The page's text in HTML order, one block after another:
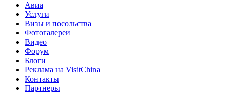
Авиа
Услуги
Визы и посольства
Фотогалереи
Видео
Форум
Блоги
Реклама на VisitChina
Контакты
Партнеры